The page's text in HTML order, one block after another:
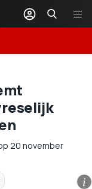
20 november
i